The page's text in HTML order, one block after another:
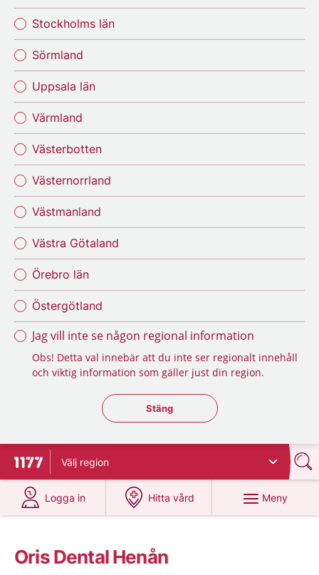
Stockholms län
Sörmland
Uppsala län
Värmland
Västerbotten
Västernorrland
Västmanland
Västra Götaland
Örebro län
Östergötland
Jag vill inte se någon regional information
Obs! Detta val innebär att du inte ser regionalt innehåll
och viktig information som gäller just din region.
Stäng regionsväljaren
Stäng
Till startsidan för 1177
Välj region
Logga in
på 1177.se
Hitta vård
på 1177.se
Meny
Oris Dental Henån